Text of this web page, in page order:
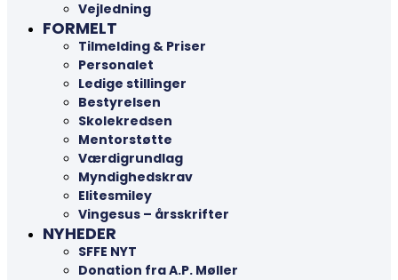
Vejledning
FORMELT
Tilmelding & Priser
Personalet
Ledige stillinger
Bestyrelsen
Skolekredsen
Mentorstøtte
Værdigrundlag
Myndighedskrav
Elitesmiley
Vingesus – årsskrifter
NYHEDER
SFFE NYT
Donation fra A.P. Møller